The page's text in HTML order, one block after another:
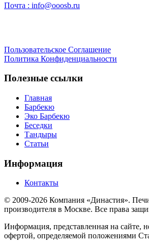
Почта : info@ooosb.ru
Пользовательское Соглашение
Политика Конфиденциальности
Полезные ссылки
Главная
Барбекю
Эко Барбекю
Беседки
Тандыры
Статьи
Информация
Контакты
© 2009-2026 Компания «Династия».
производителя в Москве. Все права
Информация, представленная на сайте,
офертой, определяемой положениями